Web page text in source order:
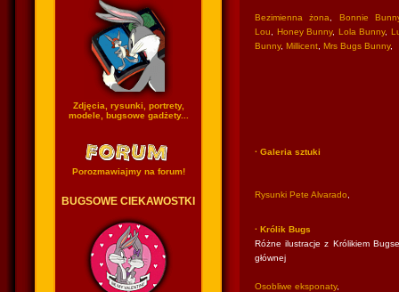
Zdjęcia, rysunki, portrety,
modele, bugsowe gadżety...
Porozmawiajmy na forum!
BUGSOWE CIEKAWOSTKI
Bezimienna żona
Bonnie
Lou
Honey Bunny, Lola Bunny,
Bunny, Millicent Mrs Bugs Bunny,
· Galeria sztuki
Rysunki Pete Alvarado
· Królik Bugs
Różne ilustracje z Królikiem
głównej
Osobliwe eksponaty,